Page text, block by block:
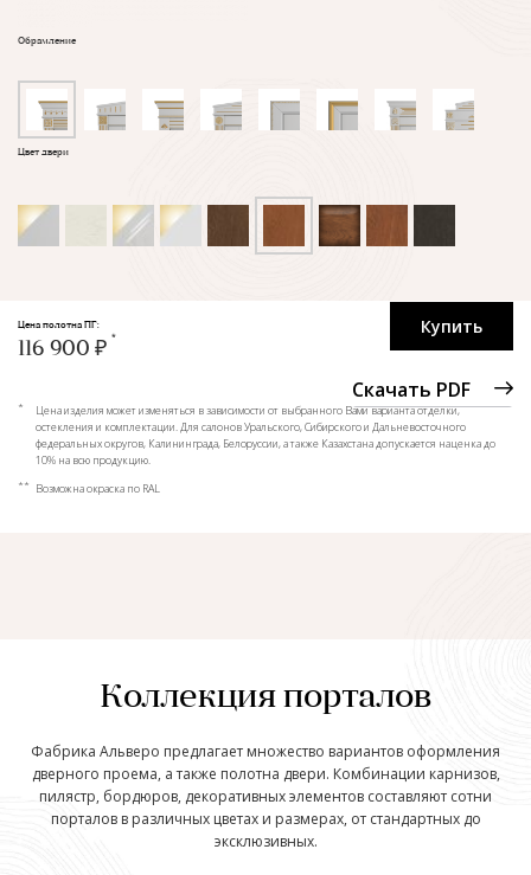
Обрамление
Цвет двери
Купить
Скачать PDF
Цена полотна ПГ:
116 900 ₽
*
Цена изделия может изменяться в зависимости от выбранного Вами варианта отделки,
остекления и комплектации. Для салонов Уральского, Сибирского и Дальневосточного
федеральных округов, Калининграда, Белоруссии, а также Казахстана допускается наценка до
10% на всю продукцию.
** Возможна окраска по RAL
Коллекция порталов
Фабрика Альверо предлагает множество вариантов оформления
дверного проема, а также полотна двери. Комбинации карнизов,
пилястр, бордюров, декоративных элементов составляют сотни
порталов в различных цветах и размерах, от стандартных до
эксклюзивных.